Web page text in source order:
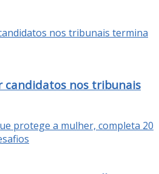
candidatos nos tribunais